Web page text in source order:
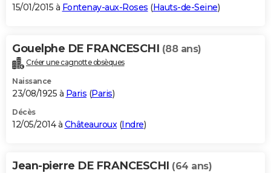
15/01/2015 à Fontenay-aux-Roses (Hauts-de-Seine)
Gouelphe DE FRANCESCHI (88 ans)
Créer une cagnotte obsèques
Naissance
23/08/1925 à Paris (Paris)
Décès
12/05/2014 à Châteauroux(Indre)
Jean-pierre DE FRANCESCHI (64 ans)